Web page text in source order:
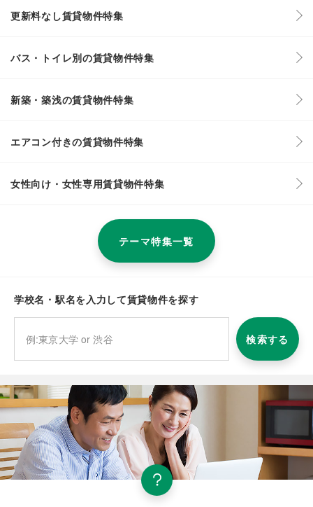
更新料なし賃貸物件特集
バス・トイレ別の賃貸物件特集
新築・築浅の賃貸物件特集
エアコン付きの賃貸物件特集
女性向け・女性専用賃貸物件特集
テーマ特集一覧
学校名・駅名を入力して賃貸物件を探す
検索する